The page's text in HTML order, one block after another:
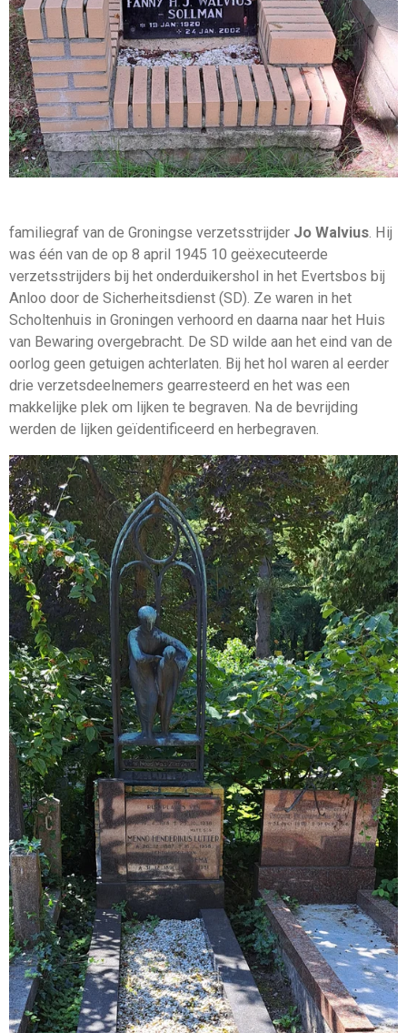
familiegraf van de Groningse verzetsstrijder Jo Walvius. Hij
was één van de op 8 april 1945 10 geëxecuteerde
verzetsstrijders bij het onderduikershol in het Evertsbos bij
Anloo door de Sicherheitsdienst (SD). Ze waren in het
Scholtenhuis in Groningen verhoord en daarna naar het Huis
van Bewaring overgebracht. De SD wilde aan het eind van de
oorlog geen getuigen achterlaten. Bij het hol waren al eerder
drie verzetsdeelnemers gearresteerd en het was een
makkelijke plek om lijken te begraven. Na de bevrijding
werden de lijken geïdentificeerd en herbegraven.